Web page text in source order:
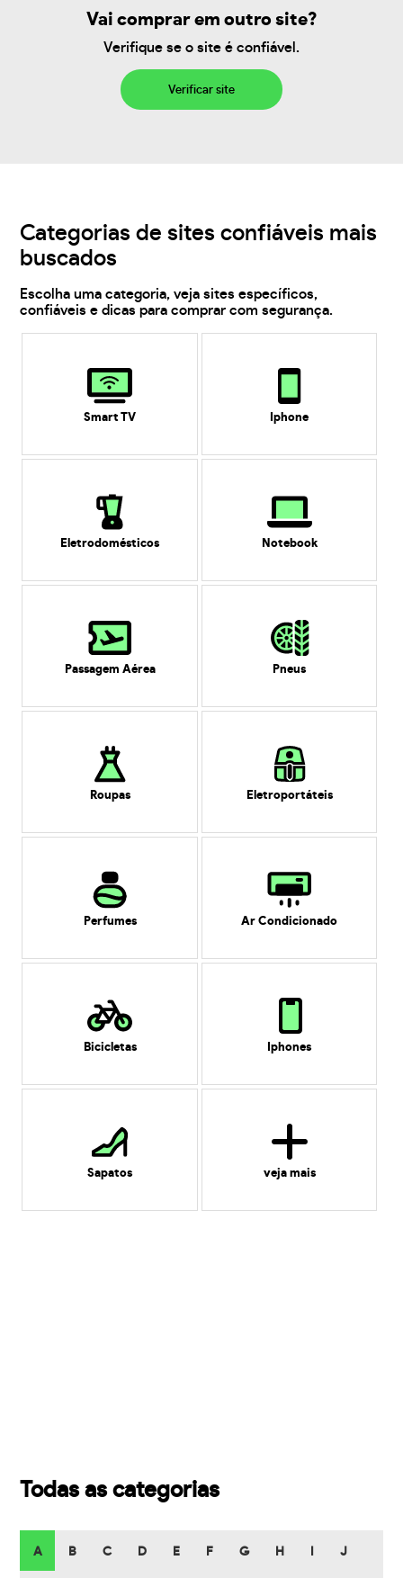
Vai comprar em outro site?
Verifique se o site é confiável.
Verificar site
Categorias de sites confiáveis mais
buscados
Escolha uma categoria, veja sites específicos,
confiáveis e dicas para comprar com segurança.
Smart TV Iphone
Eletrodomésticos Notebook
Passagem Aérea Pneus
Roupas Eletroportáteis
Perfumes Ar Condicionado
Bicicletas Iphones
Sapatos veja mais
Todas as categorias
A B C D E F G H J